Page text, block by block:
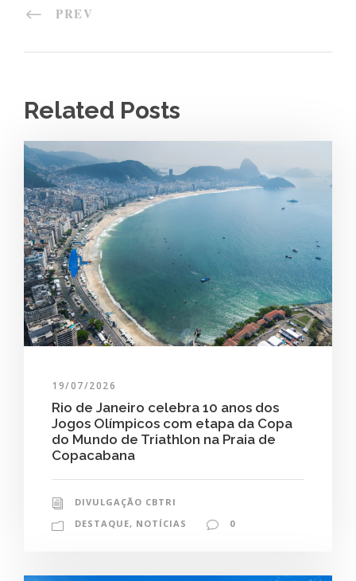
PREV
Related Posts
19/07/2026
Rio de Janeiro celebra 10 anos dos
Jogos Olímpicos com etapa da Copa
do Mundo de Triathlon na Praia de
Copacabana
DIVULGAÇÃO CBTRI
DESTAQUE, NOTÍCIAS 0